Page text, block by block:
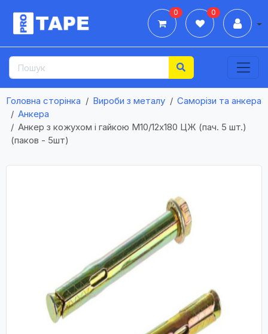
0 0
Головна сторінка Вироби з металу
Саморізи та анкера
Анкера
Анкер з кожухом і гайкою М10/12х180 ЦЖ (пач. 5 шт.)
(паков - 5шт)